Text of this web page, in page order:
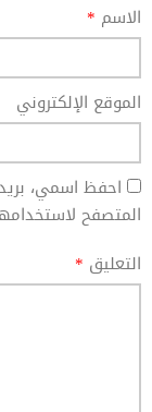
الاسم *
الموقع الإلكتروني
احفظ اسمي،
المتصفح
التعليق *